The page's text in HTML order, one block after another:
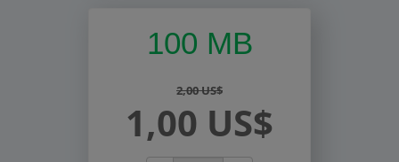
100 MB
2,00 US$
1,00 US$